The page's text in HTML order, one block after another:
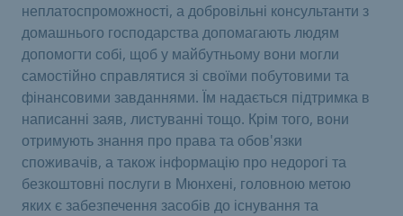
неплатоспроможності, а добровільні консультанти з
домашнього господарства допомагають людям
допомогти собі, щоб у майбутньому вони могли
самостійно справлятися зі своїми побутовими та
фінансовими завданнями. Їм надається підтримка в
написанні заяв, листуванні тощо. Крім того, вони
отримують знання про права та обов'язки
споживачів, а також інформацію про недорогі та
безкоштовні послуги в Мюнхені, головною метою
яких є забезпечення засобів до існування та